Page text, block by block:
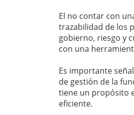
El no contar con
trazabilidad de los
gobierno, riesgo y
con una
Es importante
de gestión de la
tiene un propósito
eficiente.